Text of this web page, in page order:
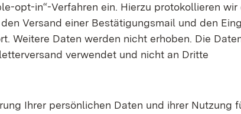
opt-in“-Verfahren ein. Hierzu protokollieren wir
Versand einer Bestätigungsmail und den
Weitere Daten werden nicht erhoben. Die
verwendet und nicht an Dritte
Ihrer persönlichen Daten und ihrer Nutzung